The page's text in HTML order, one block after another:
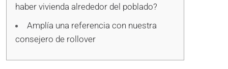
haber vivienda alrededor del poblado?
Amplía una referencia con nuestra
consejero de rollover